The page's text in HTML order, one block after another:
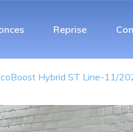
Reprise
Hybrid ST Line-11/